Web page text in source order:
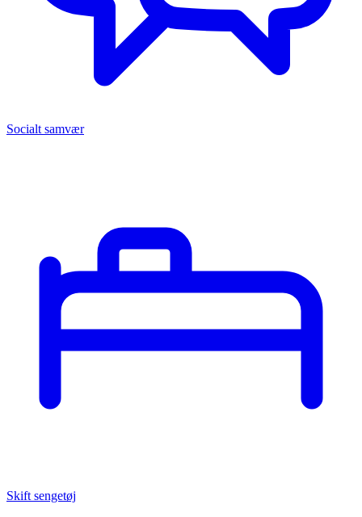
Socialt samvær
Skift sengetøj